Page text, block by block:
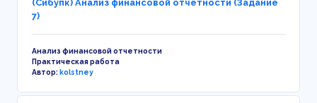
(Сибупк) Анализ финансовой отчетности (Задание
7)
Анализ финансовой отчетности
Практическая работа
Автор:kolstney